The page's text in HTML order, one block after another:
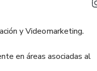
y Videomarketing.
en áreas asociadas al